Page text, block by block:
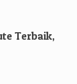
Terbaik,